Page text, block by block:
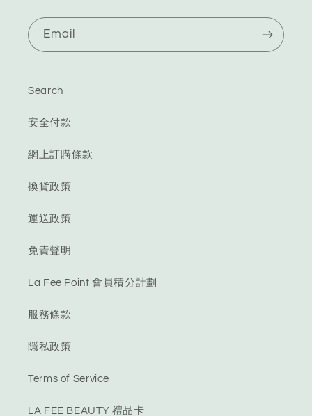
Email
Search
安全付款
網上訂購條款
換貨政策
運送政策
免責聲明
La Fee Point 會員積分計劃
服務條款
隱私政策
Terms of Service
LA FEE BEAUTY 禮品卡